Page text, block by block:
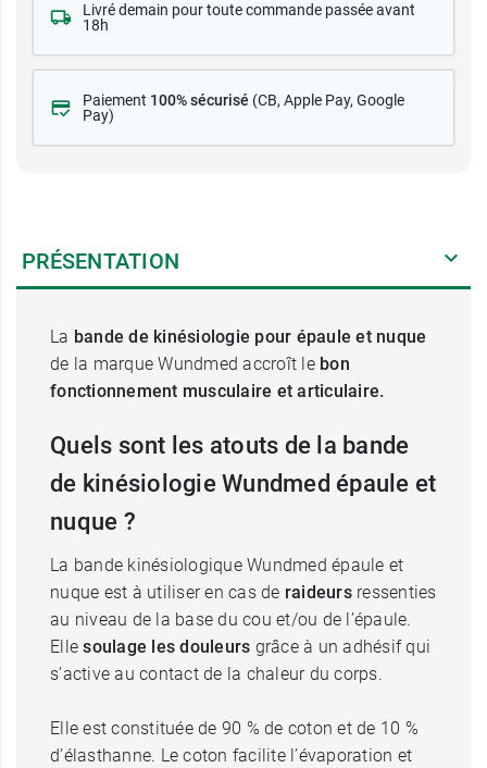
Livré demain pour toute commande passée avant
18h
Paiement 100% sécurisé (CB, Apple Pay, Google
Pay)
PRÉSENTATION
La bande de kinésiologie pour épaule et nuque
de la marque Wundmed accroît le bon
fonctionnement musculaire et articulaire.
Quels sont les atouts de la bande
de kinésiologie Wundmed épaule et
nuque ?
La bande kinésiologique Wundmed épaule et
nuque est à utiliser en cas de raideursressenties
au niveau de la base du cou et/ou de l’épaule.
Elle soulage les douleurs grâce à un adhésif qui
s’active au contact de la chaleur du corps.
Elle est constituée de 90 % de coton et de 10 %
d’élasthanne. Le coton facilite l’évaporation et